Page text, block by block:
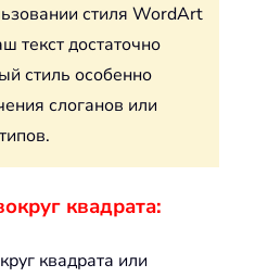
стиля WordArt
текст достаточно
стиль особенно
слоганов или
квадрата:
квадрата или